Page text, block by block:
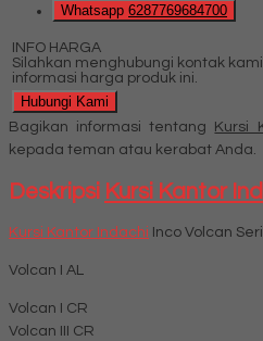
Whatsapp 6287769684700
INFO HARGA
Silahkan menghubungi kontak
informasi harga produk ini.
Hubungi Kami
Bagikan informasi tentang Kursi
kepada teman atau kerabat Anda.
Deskripsi Kursi Kantor
Kursi Kantor Indachi Inco Volcan
Volcan I AL
Volcan I CR
Volcan III CR